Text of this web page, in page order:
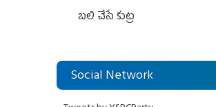
బలి చేసే కుట్ర‌
Social Network